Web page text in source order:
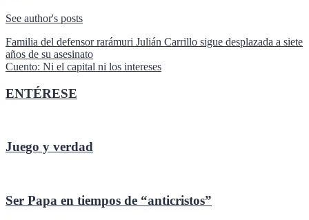
See author's posts
Navegación
de
Familia del defensor rarámuri Julián Carrillo sigue desplazada a siete
años de su asesinato
Cuento: Ni el capital ni los intereses
ENTÉRESE
Juego y verdad
Ser Papa en tiempos de “anticristos”